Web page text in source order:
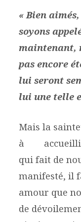
« Bien
soyons
maintenant,
pas encore
lui seront
lui une telle
Mais la
à accueillir.
qui fait de
manifesté, il
amour que
de